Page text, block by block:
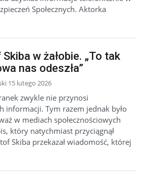
Społecznych. Aktorka
w żałobie. „To tak
nas odeszła”
15 lutego 2026
zwykle nie przynosi
informacji. Tym razem jednak było
w mediach społecznościowych
który natychmiast przyciągnął
Skiba przekazał wiadomość, której